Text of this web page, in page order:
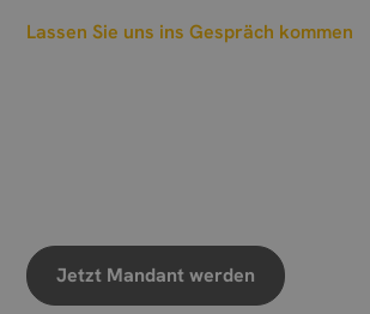
Lassen Sie uns ins Gespräch kommen
Jetzt Mandant werden